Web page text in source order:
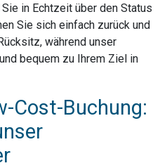
in Echtzeit über den Status
Sie sich einfach zurück und
während unser
bequem zu Ihrem Ziel in
Cost-Buchung: